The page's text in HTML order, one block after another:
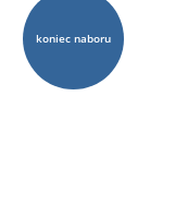
koniec naboru